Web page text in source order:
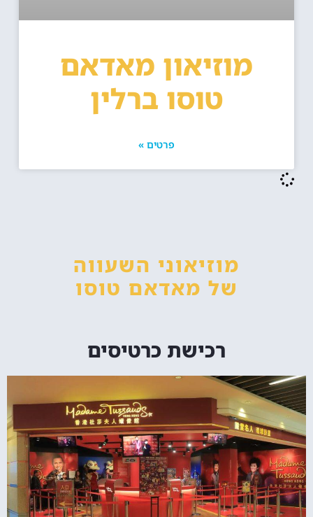
מוזיאון מאדאם
טוסו ברלין
פרטים »
מוזיאוני השעווה
של מאדאם טוסו
רכישת כרטיסים